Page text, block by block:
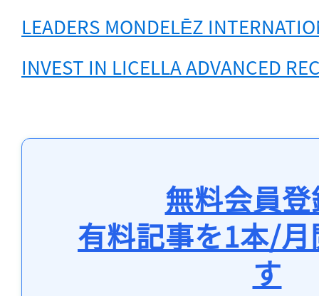
LEADERS MONDELĒZ
INVEST IN LICELLA ADVANCED
無料会員
有料記事を1本/
す